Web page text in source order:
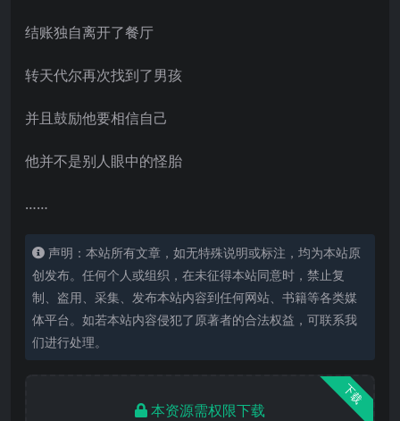
结账独自离开了餐厅
转天代尔再次找到了男孩
并且鼓励他要相信自己
他并不是别人眼中的怪胎
……
声明：本站所有文章，如无特殊说明或标注，均为本站原
创发布。任何个人或组织，在未征得本站同意时，禁止复
制、盗用、采集、发布本站内容到任何网站、书籍等各类媒
体平台。如若本站内容侵犯了原著者的合法权益，可联系我
们进行处理。
下载
本资源需权限下载